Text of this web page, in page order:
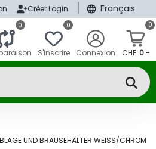
Créer Login Français
0 0
S'inscrire Connexion
0
CHF 0.-
UND BRAUSEHALTER WEISS/CHROM